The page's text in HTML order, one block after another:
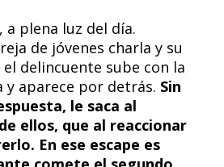
a plena luz del día.
de jóvenes charla y su
delincuente sube con la
y aparece por detrás. Sin
le saca al
ellos, que al reaccionar
En ese escape es